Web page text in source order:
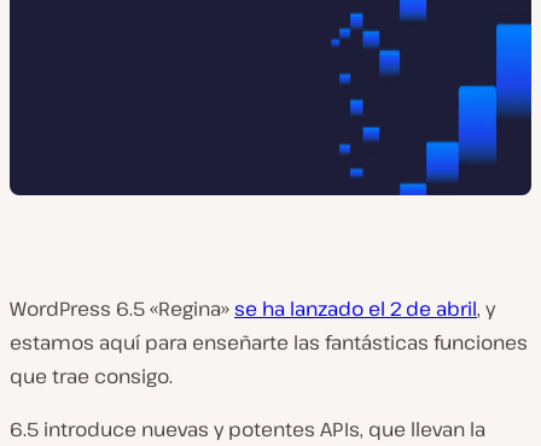
WordPress 6.5 «Regina»se ha lanzado el 2 de abril, y
estamos aquí para enseñarte las fantásticas funciones
que trae consigo.
6.5 introduce nuevas y potentes APIs, que llevan la